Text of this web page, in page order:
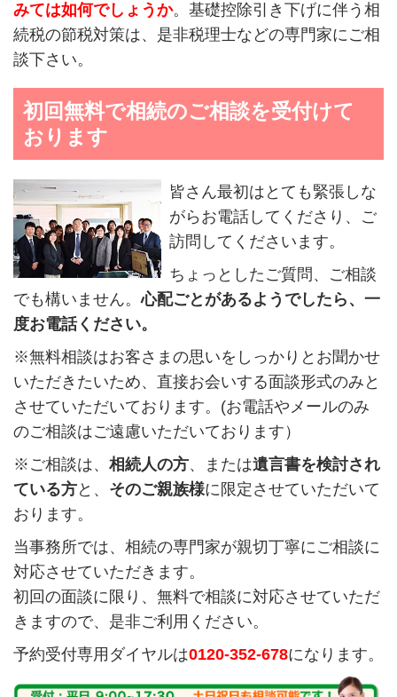
みては如何でしょうか。基礎控除引き下げに伴う相
続税の節税対策は、是非税理士などの専門家にご相
談下さい。
初回無料で相続のご相談を受付けて
おります
皆さん最初はとても緊張しな
がらお電話してくださり、ご
訪問してくださいます。
ちょっとしたご質問、ご相談
でも構いません。心配ごとがあるようでしたら、 一
度お電話ください。
※無料相談はお客さまの思いをしっかりとお聞かせ
いただきたいため、直接お会いする面談形式のみと
させていただいております。(お電話やメールのみ
のご相談はご遠慮いただいております）
※ご相談は、 相続人の方、または遺言書を検討され
ている方と、 そのご親族様に限定させていただいて
おります。
当事務所では、相続の専門家が親切丁寧にご相談に
対応させていただきます。
初回の面談に限り、無料で相談に対応させていただ
きますので、是非ご利用ください。
予約受付専用ダイヤルは0120-352-678になります。